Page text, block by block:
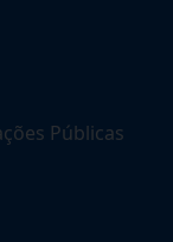
Públicas